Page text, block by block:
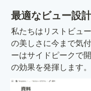
最適なビュー設計
私たちはリストビュ
の美しさに今まで気
ーはサイドピークで
の効果を発揮します。